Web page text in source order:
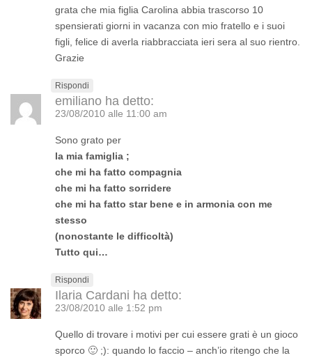
grata che mia figlia Carolina abbia trascorso 10
spensierati giorni in vacanza con mio fratello e i suoi
figli, felice di averla riabbracciata ieri sera al suo rientro.
Grazie
Rispondi
emiliano ha detto:
23/08/2010 alle 11:00 am
Sono grato per
la mia famiglia ;
che mi ha fatto compagnia
che mi ha fatto sorridere
che mi ha fatto star bene e in armonia con me
stesso
(nonostante le difficoltà)
Tutto qui…
Rispondi
Ilaria Cardani ha detto:
23/08/2010 alle 1:52 pm
Quello di trovare i motivi per cui essere grati è un gioco
sporco 🙂 ;): quando lo faccio – anch’io ritengo che la